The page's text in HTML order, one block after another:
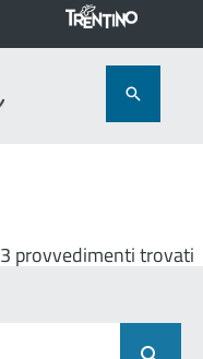
3 provvedimenti trovati